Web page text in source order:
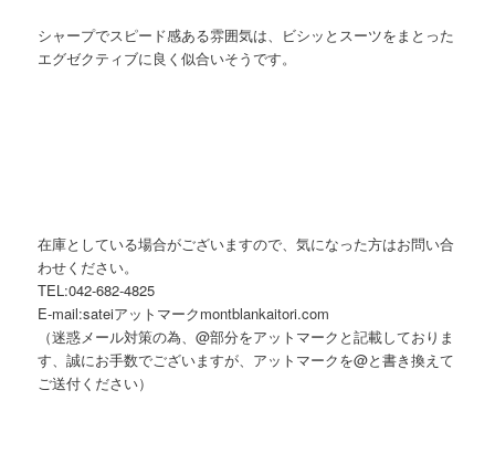
シャープでスピード感ある雰囲気は、ビシッとスーツをまとった
エグゼクティブに良く似合いそうです。
在庫としている場合がございますので、気になった方はお問い合
わせください。
TEL:042-682-4825
E-mail:sateiアットマークmontblankaitori.com
（迷惑メール対策の為、@部分をアットマークと記載しておりま
す、誠にお手数でございますが、アットマークを@と書き換えて
ご送付ください）